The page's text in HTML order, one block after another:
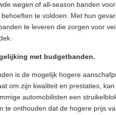
wegen of all-season banden
te voldoen. Met hun
te leveren die zorgen voor
met budgetbanden.
is de mogelijk hogere
om zijn kwaliteit en prestaties,
automobilisten een
te onthouden dat de hogere prijs